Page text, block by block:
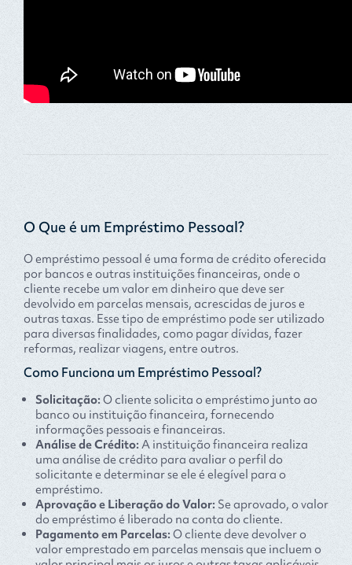
O Que é um Empréstimo Pessoal?
O empréstimo pessoal é uma forma de crédito oferecida
por bancos e outras instituições financeiras, onde o
cliente recebe um valor em dinheiro que deve ser
devolvido em parcelas mensais, acrescidas de juros e
outras taxas. Esse tipo de empréstimo pode ser utilizado
para diversas finalidades, como pagar dívidas, fazer
reformas, realizar viagens, entre outros.
Como Funciona um Empréstimo Pessoal?
Solicitação: O cliente solicita o empréstimo junto ao
banco ou instituição financeira, fornecendo
informações pessoais e financeiras.
Análise de Crédito: A instituição financeira realiza
uma análise de crédito para avaliar o perfil do
solicitante e determinar se ele é elegível para o
empréstimo.
Aprovação e Liberação do Valor: Se aprovado, o valor
do empréstimo é liberado na conta do cliente.
Pagamento em Parcelas:O cliente deve devolver o
valor emprestado em parcelas mensais que incluem o